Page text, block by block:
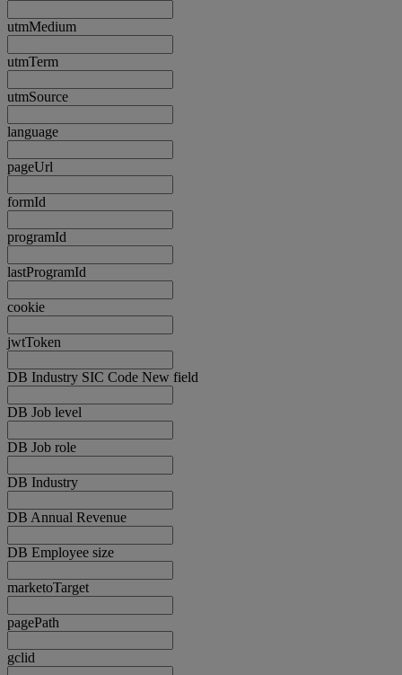
utmMedium
utmTerm
utmSource
language
pageUrl
formId
programId
lastProgramId
cookie
jwtToken
DB Industry SIC Code New field
DB Job level
DB Job role
DB Industry
DB Annual Revenue
DB Employee size
marketoTarget
pagePath
gclid